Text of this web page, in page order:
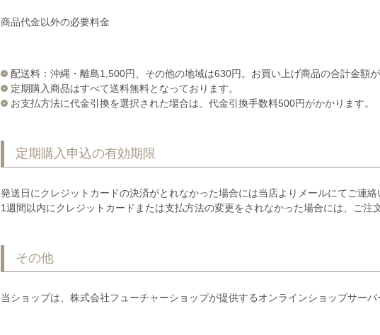
商品代金以外の必要料金
配送料：沖縄・離島1,500円、その他の地域は630円。お買い上げ商品の合計金額
定期購入商品はすべて送料無料となっております。
お支払方法に代金引換を選択された場合は、代金引換手数料500円がかかります。
定期購入申込の有効期限
発送日にクレジットカードの決済がとれなかった場合には当店よりメールにてご連絡
1週間以内にクレジットカードまたは支払方法の変更をされなかった場合には、ご注
その他
当ショップは、株式会社フューチャーショップが提供するオンラインショップサーバ